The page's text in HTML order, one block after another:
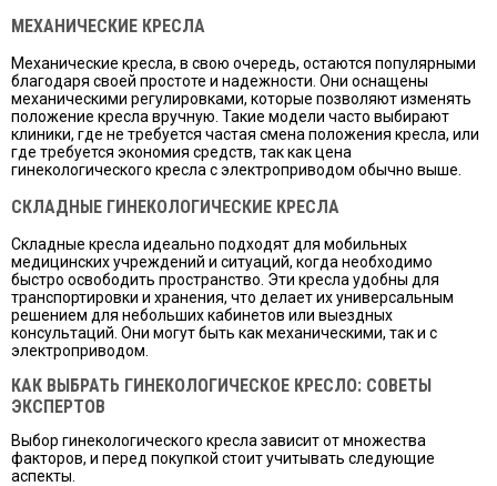
МЕХАНИЧЕСКИЕ КРЕСЛА
Механические кресла, в свою очередь, остаются популярными
благодаря своей простоте и надежности. Они оснащены
механическими регулировками, которые позволяют изменять
положение кресла вручную. Такие модели часто выбирают
клиники, где не требуется частая смена положения кресла, или
где требуется экономия средств, так как цена
гинекологического кресла с электроприводом обычно выше.
СКЛАДНЫЕ ГИНЕКОЛОГИЧЕСКИЕ КРЕСЛА
Складные кресла идеально подходят для мобильных
медицинских учреждений и ситуаций, когда необходимо
быстро освободить пространство. Эти кресла удобны для
транспортировки и хранения, что делает их универсальным
решением для небольших кабинетов или выездных
консультаций. Они могут быть как механическими, так и с
электроприводом.
КАК ВЫБРАТЬ ГИНЕКОЛОГИЧЕСКОЕ КРЕСЛО: СОВЕТЫ
ЭКСПЕРТОВ
Выбор гинекологического кресла зависит от множества
факторов, и перед покупкой стоит учитывать следующие
аспекты.